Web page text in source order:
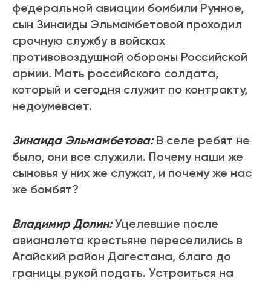
федеральной авиации бомбили Рунное,
сын Зинаиды Эльмамбетовой проходил
срочную службу в войсках
противовоздушной обороны Российской
армии. Мать российского солдата,
который и сегодня служит по контракту,
недоумевает.
Зинаида Эльмамбетова:В селе ребят не
было, они все служили. Почему наши же
сыновья у них же служат, и почему же нас
же бомбят?
Владимир Долин:Уцелевшие после
авианалета крестьяне переселились в
Агайский район Дагестана, благо до
границы рукой подать. Устроиться на